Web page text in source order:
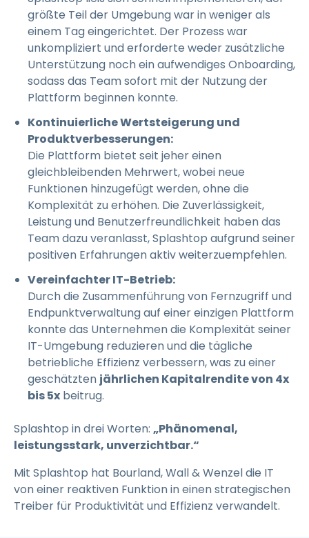
größte Teil der Umgebung war in weniger als
einem Tag eingerichtet. Der Prozess war
unkompliziert und erforderte weder zusätzliche
Unterstützung noch ein aufwendiges Onboarding,
sodass das Team sofort mit der Nutzung der
Plattform beginnen konnte.
Kontinuierliche Wertsteigerung und
Produktverbesserungen:
Die Plattform bietet seit jeher einen
gleichbleibenden Mehrwert, wobei neue
Funktionen hinzugefügt werden, ohne die
Komplexität zu erhöhen. Die Zuverlässigkeit,
Leistung und Benutzerfreundlichkeit haben das
Team dazu veranlasst, Splashtop aufgrund seiner
positiven Erfahrungen aktiv weiterzuempfehlen.
Vereinfachter IT-Betrieb:
Durch die Zusammenführung von Fernzugriff und
Endpunktverwaltung auf einer einzigen Plattform
konnte das Unternehmen die Komplexität seiner
IT-Umgebung reduzieren und die tägliche
betriebliche Effizienz verbessern, was zu einer
geschätzten jährlichen Kapitalrendite von 4x
bis 5x beitrug.
Splashtop in drei Worten: „Phänomenal,
leistungsstark, unverzichtbar.“
Mit Splashtop hat Bourland, Wall & Wenzel die IT
von einer reaktiven Funktion in einen strategischen
Treiber für Produktivität und Effizienz verwandelt.